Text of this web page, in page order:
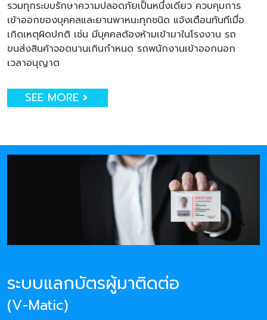
รวมทุกระบบรักษาความปลอดภัยเป็นหนึ่งเดียว ควบคุมการ
เข้าออกของบุคคลและยานพาหนะทุกชนิด แจ้งเตือนทันทีเมื่อ
เกิดเหตุผิดปกติ เช่น มีบุคคลต้องห้ามเข้ามาในโรงงาน รถ
ขนส่งสินค้าจอดนานเกินกำหนด รถพนักงานเข้าออกนอก
เวลาอนุญาต
SEE MORE
ระบบแลกบัตรผู้มาติดต่อ
(V-Matic)